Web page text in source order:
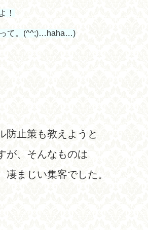
！
って。(^^;)…haha…)
防止策も教えようと
が、そんなものは
凄まじい集客でした。